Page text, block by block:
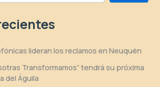
lideran los reclamos en Neuquén
Transformamos” tendrá su próxima
del Águila